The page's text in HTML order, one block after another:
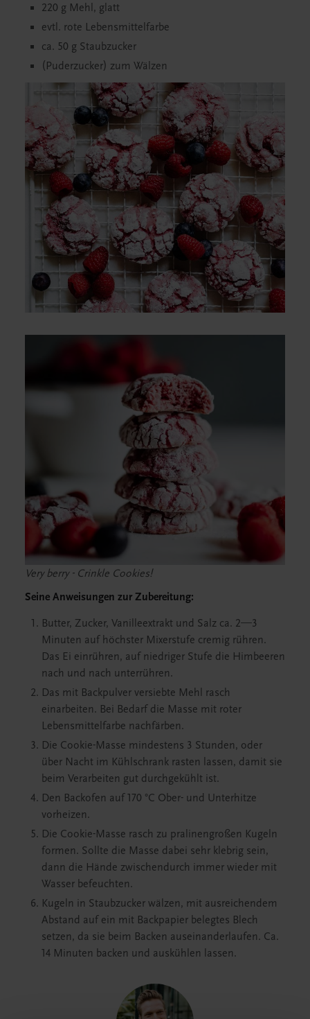
220 g Mehl, glatt
evtl. rote Lebensmittelfarbe
ca. 50 g Staubzucker
(Puderzucker) zum Wälzen
Very berry - Crinkle Cookies!
Seine Anweisungen zur Zubereitung:
Butter, Zucker, Vanilleextrakt und Salz ca. 2—3
Minuten auf höchster Mixerstufe cremig rühren.
Das Ei einrühren, auf niedriger Stufe die Himbeeren
nach und nach unterrühren.
Das mit Backpulver versiebte Mehl rasch
einarbeiten. Bei Bedarf die Masse mit roter
Lebensmittelfarbe nachfärben.
Die Cookie-Masse mindestens 3 Stunden, oder
über Nacht im Kühlschrank rasten lassen, damit sie
beim Verarbeiten gut durchgekühlt ist.
Den Backofen auf 170 °C Ober- und Unterhitze
vorheizen.
Die Cookie-Masse rasch zu pralinengroßen Kugeln
formen. Sollte die Masse dabei sehr klebrig sein,
dann die Hände zwischendurch immer wieder mit
Wasser befeuchten.
Kugeln in Staubzucker wälzen, mit ausreichendem
Abstand auf ein mit Backpapier belegtes Blech
setzen, da sie beim Backen auseinanderlaufen. Ca.
14 Minuten backen und auskühlen lassen.